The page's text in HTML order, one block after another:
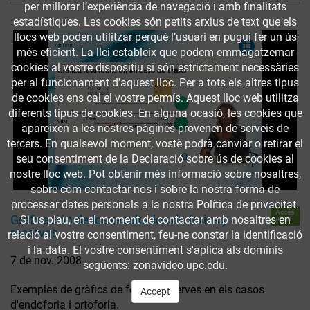
Graficación de los resultados de forias y
reservas
Accés
obert
7 de nov. 2008
Exemples de gràfics de fòries i reserves en els casos
d'endoforia i ortoforia.
per millorar l’experiència de navegació i amb finalitats
estadístiques. Les cookies són petits arxius de text que els
llocs web poden utilitzar perquè l’usuari en pugui fer un ús
més eficient. La llei estableix que podem emmagatzemar
cookies al vostre dispositiu si són estrictament necessàries
per al funcionament d'aquest lloc. Per a tots els altres tipus
de cookies ens cal el vostre permís. Aquest lloc web utilitza
diferents tipus de cookies. En alguna ocasió, les cookies que
apareixen a les nostres pàgines provenen de serveis de
tercers. En qualsevol moment, vostè podrà canviar o retirar el
seu consentiment de la Declaració sobre ús de cookies al
nostre lloc web. Pot obtenir més informació sobre nosaltres,
sobre cóm contactar-nos i sobre la nostra forma de
processar dates personals a la nostra Política de privacitat.
Si us plau, en el moment de contactar amb nosaltres en
relació al vostre consentiment, feu-ne constar la identificació
i la data. El vostre consentiment s'aplica als dominis
següents: zonavideo.upc.edu.
Accept